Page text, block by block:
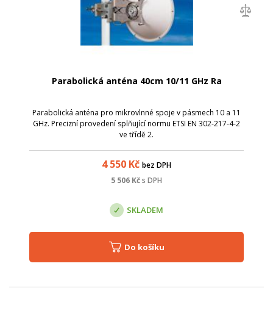
Parabolická anténa 40cm 10/11 GHz Ra
Parabolická anténa pro mikrovlnné spoje v pásmech 10 a 11
GHz. Precizní provedení splňující normu ETSI EN 302-217-4-2
ve třídě 2.
4 550 Kč bez DPH
5 506 Kčs DPH
SKLADEM
Do košíku